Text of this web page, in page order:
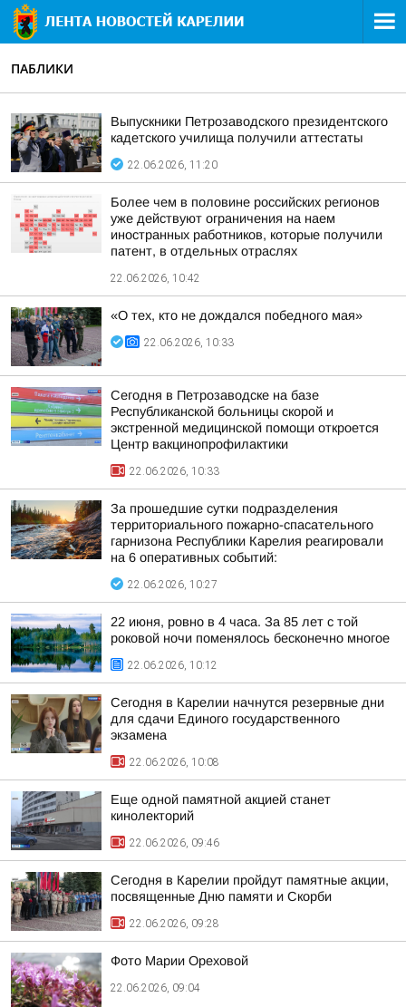
ПАБЛИКИ
Выпускники Петрозаводского президентского
кадетского училища получили аттестаты
22.06.2026, 11:20
Более чем в половине российских регионов
уже действуют ограничения на наем
иностранных работников, которые получили
патент, в отдельных отраслях
22.06.2026, 10:42
«О тех, кто не дождался победного мая»
22.06.2026, 10:33
Сегодня в Петрозаводске на базе
Республиканской больницы скорой и
экстренной медицинской помощи откроется
Центр вакцинопрофилактики
22.06.2026, 10:33
За прошедшие сутки подразделения
территориального пожарно-спасательного
гарнизона Республики Карелия реагировали
на 6 оперативных событий:
22.06.2026, 10:27
22 июня, ровно в 4 часа. За 85 лет с той
роковой ночи поменялось бесконечно многое
22.06.2026, 10:12
Сегодня в Карелии начнутся резервные дни
для сдачи Единого государственного
экзамена
22.06.2026, 10:08
Еще одной памятной акцией станет
кинолекторий
22.06.2026, 09:46
Сегодня в Карелии пройдут памятные акции,
посвященные Дню памяти и Скорби
22.06.2026, 09:28
Фото Марии Ореховой
22.06.2026, 09:04